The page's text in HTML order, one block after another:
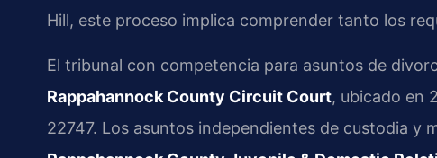
Hill, este proceso implica comprender tanto los
El tribunal con competencia para asuntos de
Rappahannock County Circuit Court, ubicado en
22747. Los asuntos independientes de custodia y